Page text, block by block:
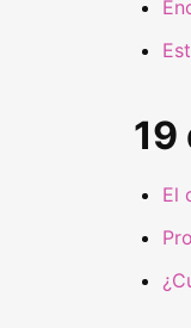
19
El